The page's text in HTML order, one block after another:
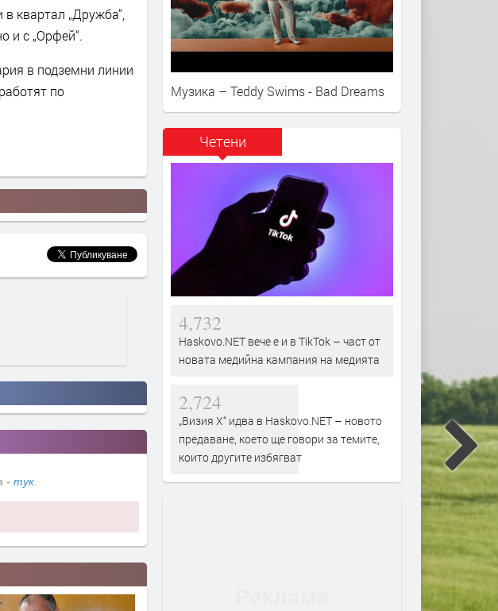
квартал „Дружба“,
и с „Орфей“.
в подземни линии
по
- тук.
Музика – Teddy Swims - Bad Dreams
Четени
4,732
Haskovo.NET вече е и в TikTok – част от
новата медийна кампания на медията
2,724
„Визия Х“ идва в Haskovo.NET – новото
предаване, което ще говори за темите,
които другите избягват